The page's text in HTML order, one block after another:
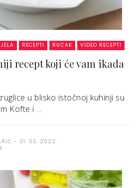
RECEPTI RUČAK VIDEO RECEPTI
recept koji će vam ikada
u blisko istočnoj kuhinji su
Kofte i ...
01. 03. 2022.